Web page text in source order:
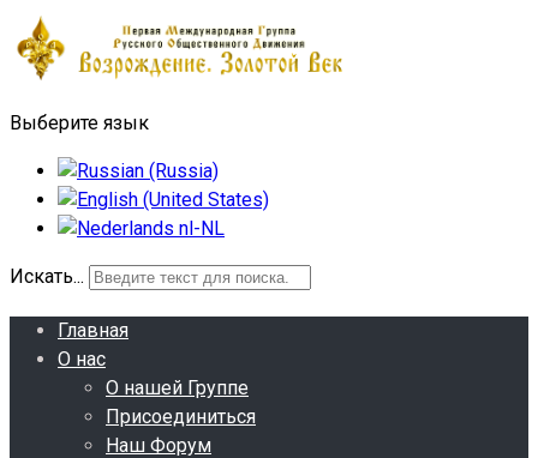
Выберите язык
Искать...
Главная
О нас
О нашей Группе
Присоединиться
Наш Форум